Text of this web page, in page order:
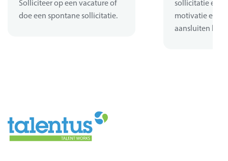
Solliciteer op een vacature of
doe een spontane sollicitatie.
sollicitatie en
motivatie en
aansluiten bij